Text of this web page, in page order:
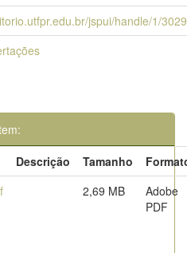
jspui/handle/1/
Descrição Tamanho
2,69 MB
Adobe
PDF